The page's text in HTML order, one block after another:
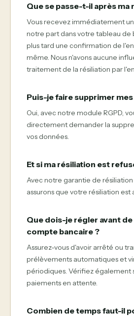
Que se passe-t-il après ma
Vous recevez immédiatement
notre part dans votre tableau de
plus tard une confirmation de
même. Nous n'avons aucune
traitement de la résiliation par
Puis-je faire supprimer
Oui, avec notre module RGPD,
directement demander la
vos données.
Et si ma résiliation est
Avec notre garantie de résiliation
assurons que votre résiliation est
Que dois-je régler avant
compte bancaire ?
Assurez-vous d'avoir arrêté ou
prélèvements automatiques et
périodiques. Vérifiez également
paiements en attente.
Combien de temps faut-il